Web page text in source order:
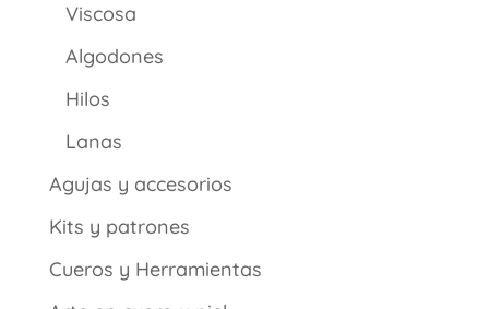
Viscosa
Algodones
Hilos
Lanas
Agujas y accesorios
Kits y patrones
Cueros y Herramientas